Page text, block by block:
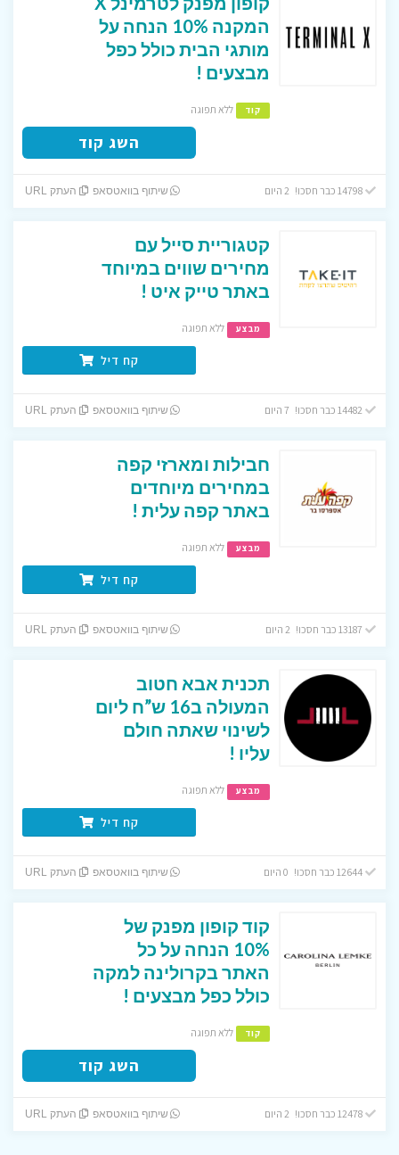
המקנה 10% הנחה על
מותגי הבית כולל כפל
מבצעים !
קוד ללא תפוגה
השג קוד
14798 כבר חסכו! 2 היום שיתוף בוואטסאפ העתק URL
קטגוריית סייל עם
מחירים שווים במיוחד
באתר טייק איט !
מבצע ללא תפוגה
קח דיל
שיתוף בוואטסאפ העתק URL
חבילות ומארזי קפה
במחירים מיוחדים
באתר קפה עלית !
מבצע ללא תפוגה
קח דיל
שיתוף בוואטסאפ העתק URL
תכנית אבא חטוב
המעולה ב16 ש”ח ליום
לשינוי שאתה חולם
עליו !
מבצע ללא תפוגה
קח דיל
12644 כבר חסכו! 0 היום שיתוף בוואטסאפ העתק URL
קוד קופון מפנק של
10% הנחה על כל
האתר בקרולינה למקה
כולל כפל מבצעים !
קוד ללא תפוגה
השג קוד
12478 כבר חסכו! 2 היום שיתוף בוואטסאפ העתק URL